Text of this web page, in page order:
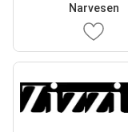
Narvesen